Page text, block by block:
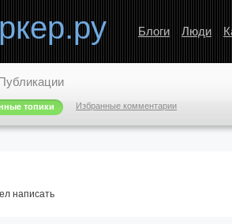
Блоги Люди
топики Избранные комментарии
написать